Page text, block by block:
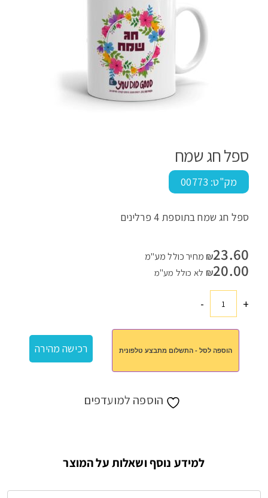
ספל חג שמח
מק"ט: 00773
ספל חג שמח בתוספת 4 פרלינים
₪23.60
מחיר כולל מע"מ
₪20.00 לא כולל מע"מ
+כמות
שמח
-
הוספה לסל - התשלום מתבצע טלפונית רכישה מהירה
הוספה למועדפים
למידע נוסף ושאלות על המוצר